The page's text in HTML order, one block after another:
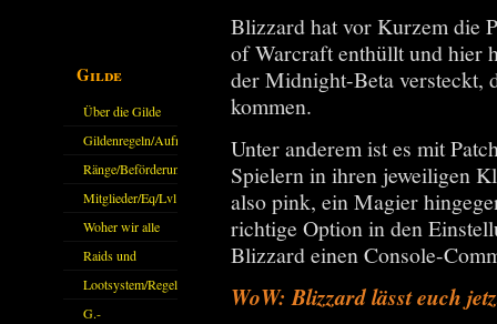
Gilde
Über die Gilde
(DAW)
Gildenregeln/Aufnahme
Ränge/Beförderungen
Mitglieder/Eq/Lvl
Woher wir alle
kommen.
Raids und
Zubehör
Lootsystem/Regeln
G.-
Blizzard hat vor Kurzem die
of Warcraft enthüllt und hier
der Midnight-Beta versteckt,
kommen.
Unter anderem ist es mit
Spielern in ihren jeweiligen
also pink, ein Magier
richtige Option in den
Blizzard einen Console-
WoW: Blizzard lässt euch